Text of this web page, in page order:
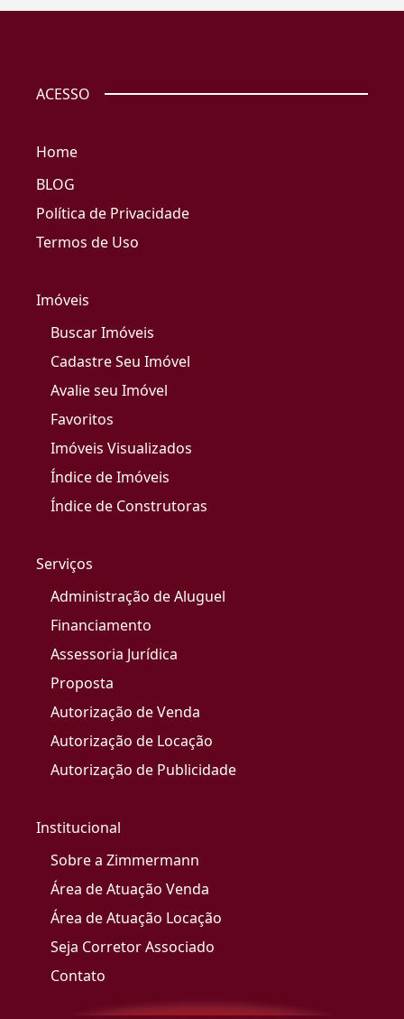
ACESSO
Home
BLOG
Política de Privacidade
Termos de Uso
Imóveis
Buscar Imóveis
Cadastre Seu Imóvel
Avalie seu Imóvel
Favoritos
Imóveis Visualizados
Índice de Imóveis
Índice de Construtoras
Serviços
Administração de Aluguel
Financiamento
Assessoria Jurídica
Proposta
Autorização de Venda
Autorização de Locação
Autorização de Publicidade
Institucional
Sobre a Zimmermann
Área de Atuação Venda
Área de Atuação Locação
Seja Corretor Associado
Contato